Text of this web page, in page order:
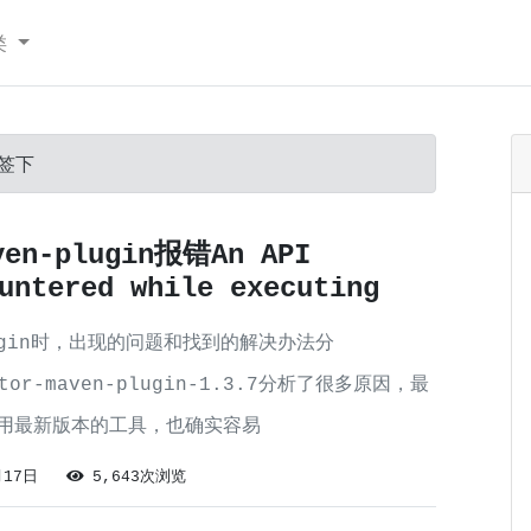
下
plugin报错An API
while executing
，出现的问题和找到的解决办法分
plugin-1.3.7分析了很多原因，最
最新版本的工具，也确实容易
17日 5,643次浏览